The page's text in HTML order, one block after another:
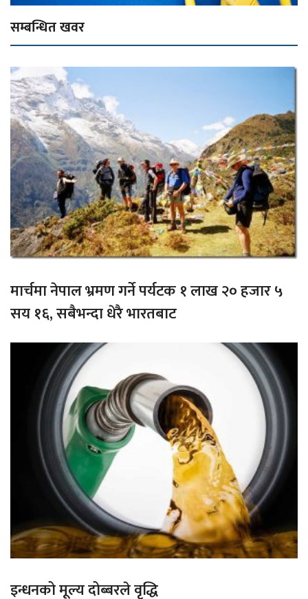
सम्बन्धित खवर
मार्चमा नेपाल भ्रमण गर्ने पर्यटक १ लाख २० हजार ५
सय १६, सबैभन्दा धेरै भारतबाट
इन्धनको मूल्य दोब्बरले वृद्धि